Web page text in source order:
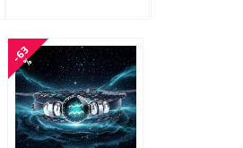
-
6
3
%